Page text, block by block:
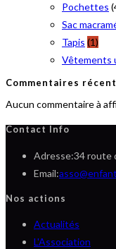
Pochettes
Sac
Tapis (1)
Vêtements
Commentaires
Aucun commentaire à
Contact Info
Adresse:34 route
Email:
Nos actions
Actualités
dans
L'Association